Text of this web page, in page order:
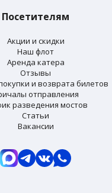
Посетителям
Акции и скидки
Наш флот
Аренда катера
Отзывы
и возврата билетов
отправления
разведения мостов
Статьи
Вакансии